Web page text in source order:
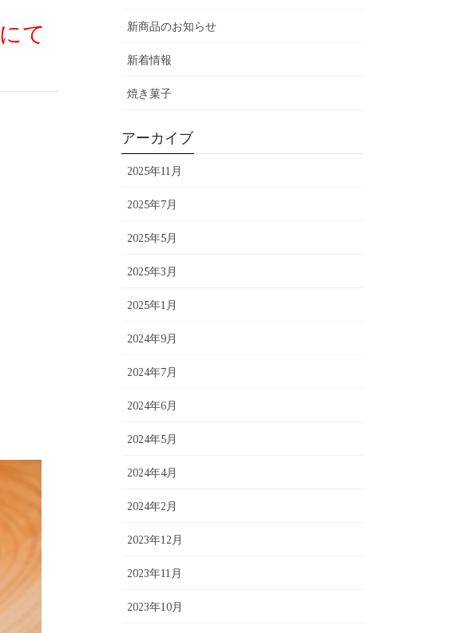
にて
新商品のお知らせ
新着情報
焼き菓子
アーカイブ
2025年11月
2025年7月
2025年5月
2025年3月
2025年1月
2024年9月
2024年7月
2024年6月
2024年5月
2024年4月
2024年2月
2023年12月
2023年11月
2023年10月